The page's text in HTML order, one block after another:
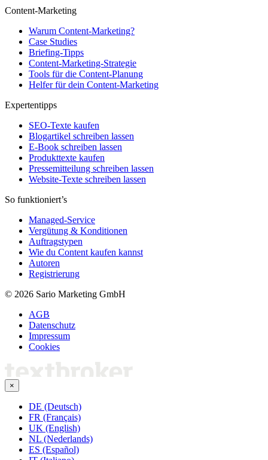
Content-Marketing
Warum Content-Marketing?
Case Studies
Briefing-Tipps
Content-Marketing-Strategie
Tools für die Content-Planung
Helfer für dein Content-Marketing
Expertentipps
SEO-Texte kaufen
Blogartikel schreiben lassen
E-Book schreiben lassen
Produkttexte kaufen
Pressemitteilung schreiben lassen
Website-Texte schreiben lassen
So funktioniert’s
Managed-Service
Vergütung & Konditionen
Auftragstypen
Wie du Content kaufen kannst
Autoren
Registrierung
© 2026 Sario Marketing GmbH
AGB
Datenschutz
Impressum
Cookies
×
DE (Deutsch)
FR (Français)
UK (English)
NL (Nederlands)
ES (Español)